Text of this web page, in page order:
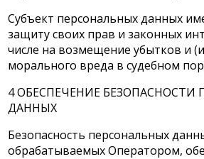
Субъект персональных данных
защиту своих прав и законных
числе на возмещение убытков и
морального вреда в судебном
4 ОБЕСПЕЧЕНИЕ БЕЗОПАСНОСТИ
ДАННЫХ
Безопасность персональных
обрабатываемых Оператором,